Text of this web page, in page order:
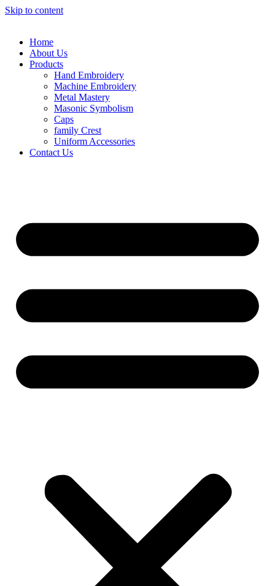
Skip to content
Home
About Us
Products
Hand Embroidery
Machine Embroidery
Metal Mastery
Masonic Symbolism
Caps
family Crest
Uniform Accessories
Contact Us